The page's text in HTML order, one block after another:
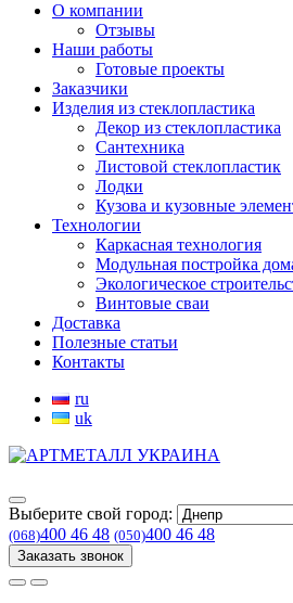
О компании
Отзывы
Наши работы
Готовые проекты
Заказчики
Изделия из стеклопластика
Декор из стеклопластика
Сантехника
Листовой стеклопластик
Лодки
Кузова и кузовные
Технологии
Каркасная технология
Модульная постройка
Экологическое
Винтовые сваи
Доставка
Полезные статьи
Контакты
ru
uk
Выберите свой город:
(068)400 46 48 (050)400 46 48
Заказать звонок